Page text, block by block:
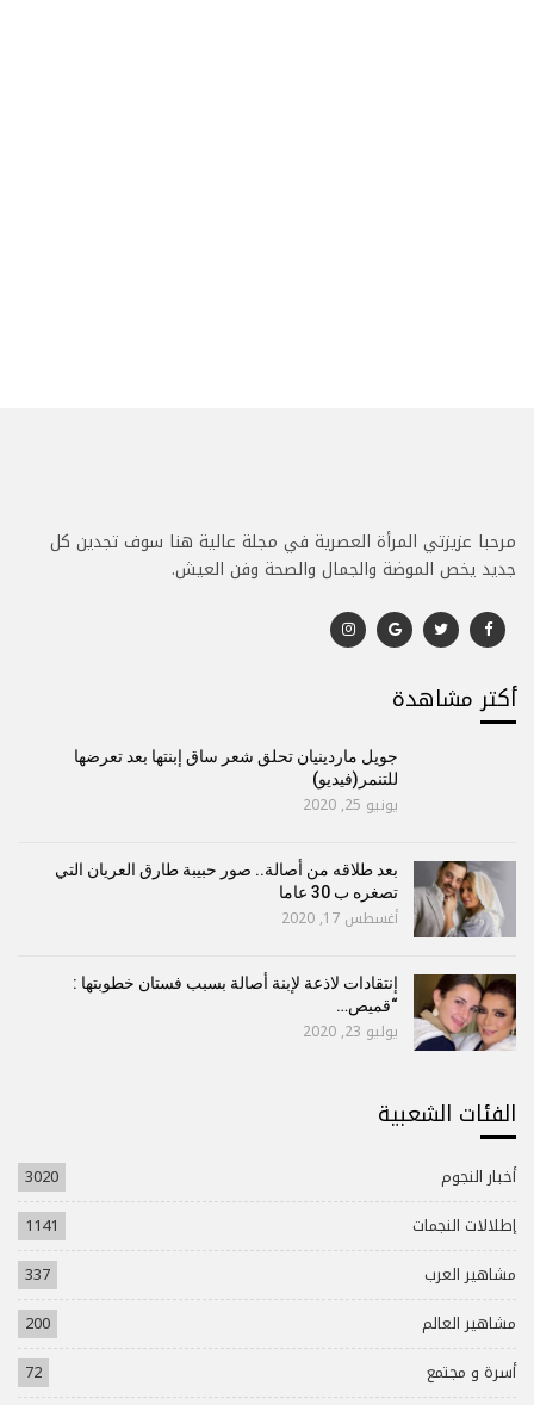
مرحبا عزيزتي المرأة العصرية في مجلة عالية هنا سوف تجدين كل
جديد يخص الموضة والجمال والصحة وفن العيش.
أكتر مشاهدة
جويل ماردينيان تحلق شعر ساق إبنتها بعد تعرضها
للتنمر(فيديو)
يونيو 25, 2020
بعد طلاقه من أصالة.. صور حبيبة طارق العريان التي
تصغره ب 30 عاما
أغسطس 17, 2020
إنتقادات لاذعة لإبنة أصالة بسبب فستان خطوبتها :
“قميص…
يوليو 23, 2020
الفئات الشعبية
أخبار النجوم
3020
إطلالات النجمات
1141
مشاهير العرب
337
مشاهير العالم
200
أسرة و مجتمع
72